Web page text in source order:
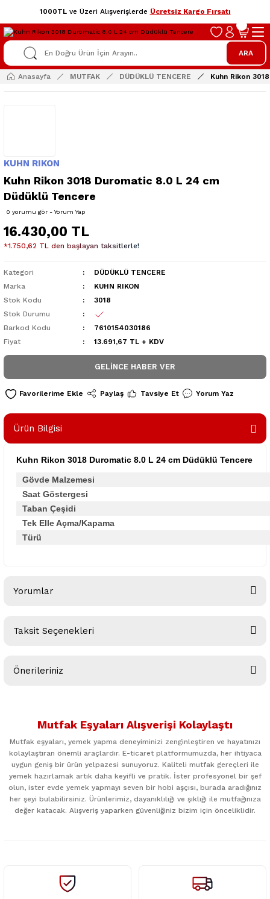
1000TLve Üzeri Alışverişlerde Ücretsiz Kargo Fırsatı
ARA
Anasayfa MUTFAK DÜDÜKLÜ TENCERE Kuhn Rikon
KUHN RIKON
Kuhn Rikon 3018 Duromatic 8.0 L 24 cm
Düdüklü Tencere
0 yorumu gör - Yorum Yap
16.430,00 TL
*1.750,62 TL den başlayan taksitlerle!
Kategori
DÜDÜKLÜ TENCERE
Marka
KUHN RIKON
Stok Kodu
3018
Stok Durumu
Barkod Kodu
7610154030186
Fiyat
13.691,67 TL + KDV
GELINCE HABER VER
Paylaş Tavsiye Et Yorum Yaz
Ürün Bilgisi
Kuhn Rikon 3018 Duromatic 8.0 L 24 cm Düdüklü Tencere
Gövde Malzemesi
Saat Göstergesi
Taban Çeşidi
Tek Elle Açma/Kapama
Türü
Yorumlar
Taksit Seçenekleri
Önerileriniz
kullanarak tarafımıza iletebilirsiniz.
Ürün resmi kalitesiz, bozuk veya görüntülenemiyor.
Ürün bilgilerinde hatalar bulunuyor.
Ürün fiyatı diğer sitelerden daha pahalı.
Mutfak Eşyaları Alışverişi Kolaylaştı
Mutfak eşyaları, yemek yapma deneyiminizi zenginleştiren ve hayatınızı
kolaylaştıran önemli araçlardır. E-ticaret platformumuzda, her ihtiyaca
uygun geniş bir ürün yelpazesi sunuyoruz. Kaliteli mutfak gereçleri ile
yemek hazırlamak artık daha keyifli ve pratik. İster profesyonel bir şef
olun, ister evde yemek yapmayı seven bir hobi aşçısı, burada aradığınız
her şeyi bulabilirsiniz. Ürünlerimiz, dayanıklılığı ve şıklığı ile mutfağınıza
değer katacak. Alışveriş yaparken güvenliğiniz bizim için önceliklidir.